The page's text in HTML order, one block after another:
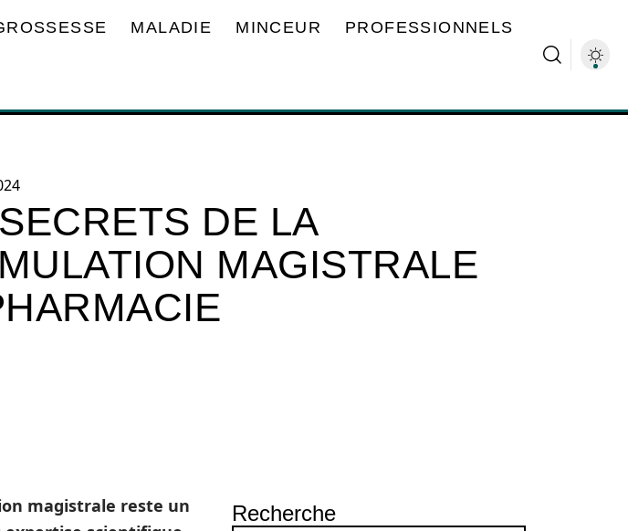
MALADIE MINCEUR PROFESSIONNELS
DE LA
MAGISTRALE
magistrale reste un
Recherche